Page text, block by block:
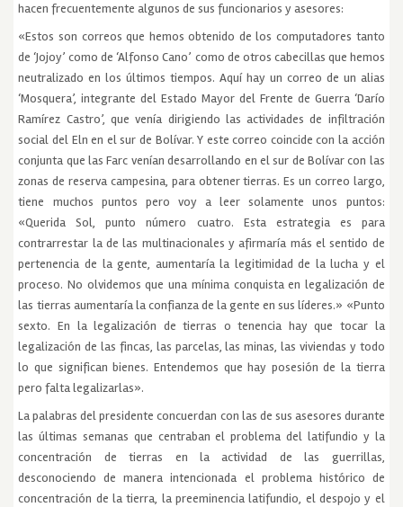
hacen frecuentemente algunos de sus funcionarios y asesores:
«Estos son correos que hemos obtenido de los computadores tanto
de ‘Jojoy’ como de ‘Alfonso Cano’ como de otros cabecillas que hemos
neutralizado en los últimos tiempos. Aquí hay un correo de un alias
‘Mosquera’, integrante del Estado Mayor del Frente de Guerra ‘Darío
Ramírez Castro’, que venía dirigiendo las actividades de infiltración
social del Eln en el sur de Bolívar. Y este correo coincide con la acción
conjunta que las Farc venían desarrollando en el sur de Bolívar con las
zonas de reserva campesina, para obtener tierras. Es un correo largo,
tiene muchos puntos pero voy a leer solamente unos puntos:
«Querida Sol, punto número cuatro. Esta estrategia es para
contrarrestar la de las multinacionales y afirmaría más el sentido de
pertenencia de la gente, aumentaría la legitimidad de la lucha y el
proceso. No olvidemos que una mínima conquista en legalización de
las tierras aumentaría la confianza de la gente en sus líderes.» «Punto
sexto. En la legalización de tierras o tenencia hay que tocar la
legalización de las fincas, las parcelas, las minas, las viviendas y todo
lo que significan bienes. Entendemos que hay posesión de la tierra
pero falta legalizarlas».
La palabras del presidente concuerdan con las de sus asesores durante
las últimas semanas que centraban el problema del latifundio y la
concentración de tierras en la actividad de las guerrillas,
desconociendo de manera intencionada el problema histórico de
concentración de la tierra, la preeminencia latifundio, el despojo y el